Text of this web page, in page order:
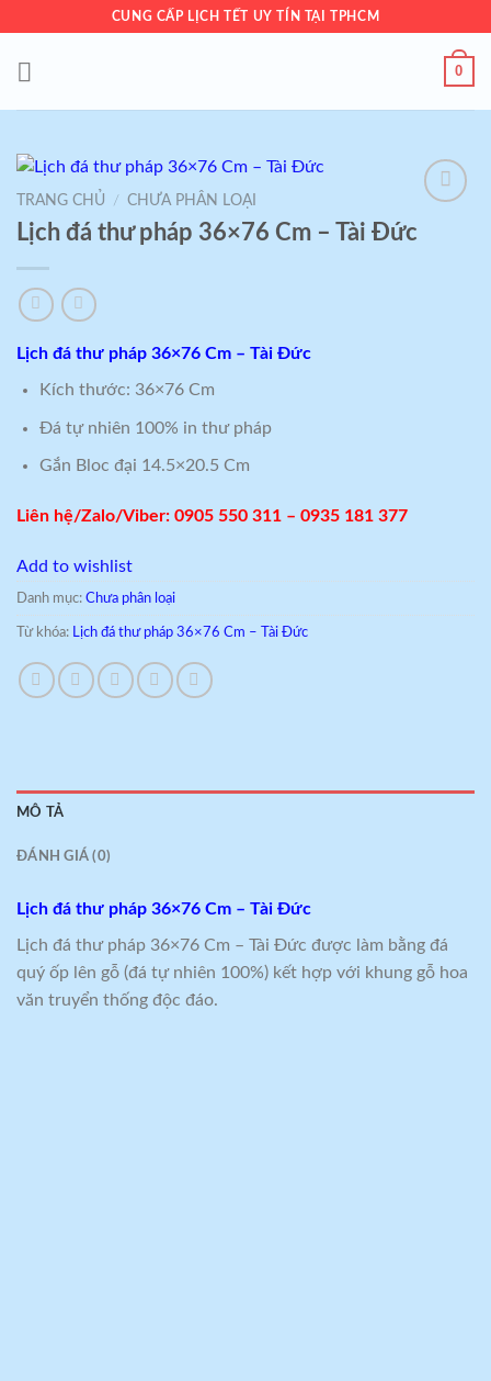
content
CUNG CẤP LỊCH TẾT UY TÍN TẠI TPHCM
0
wishlist
TRANG CHỦ / CHƯA PHÂN LOẠI
Lịch đá thư pháp 36×76 Cm – Tài Đức
Lịch đá thư pháp 36×76 Cm – Tài Đức
Kích thước: 36×76 Cm
Đá tự nhiên 100% in thư pháp
Gắn Bloc đại 14.5×20.5 Cm
Liên hệ/Zalo/Viber: 0905 550 311 – 0935 181 377
Add to wishlist
Danh mục: Chưa phân loại
Từ khóa: Lịch đá thư pháp 36×76 Cm – Tài Đức
MÔ TẢ
ĐÁNH GIÁ (0)
Lịch đá thư pháp 36×76 Cm – Tài Đức
Lịch đá thư pháp 36×76 Cm – Tài Đức được làm bằng đá
quý ốp lên gỗ (đá tự nhiên 100%) kết hợp với khung gỗ hoa
văn truyển thống độc đáo.